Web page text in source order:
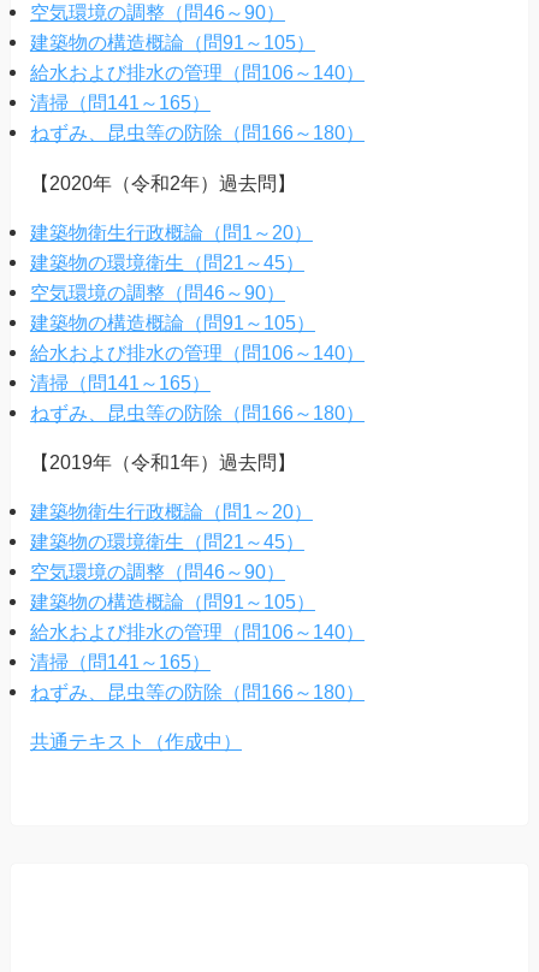
空気環境の調整（問46～90）
建築物の構造概論（問91～105）
給水および排水の管理（問106～140）
清掃（問141～165）
ねずみ、昆虫等の防除（問166～180）
【2020年（令和2年）過去問】
建築物衛生行政概論（問1～20）
建築物の環境衛生（問21～45）
空気環境の調整（問46～90）
建築物の構造概論（問91～105）
給水および排水の管理（問106～140）
清掃（問141～165）
ねずみ、昆虫等の防除（問166～180）
【2019年（令和1年）過去問】
建築物衛生行政概論（問1～20）
建築物の環境衛生（問21～45）
空気環境の調整（問46～90）
建築物の構造概論（問91～105）
給水および排水の管理（問106～140）
清掃（問141～165）
ねずみ、昆虫等の防除（問166～180）
共通テキスト（作成中）